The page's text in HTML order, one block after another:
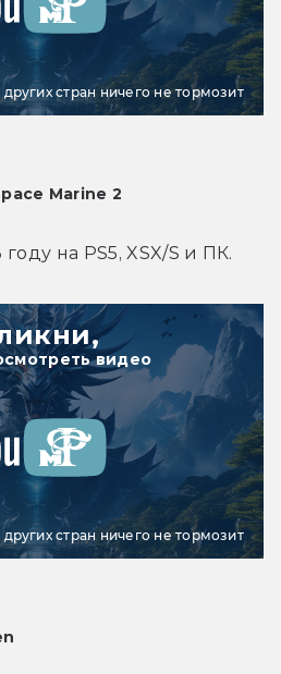
стран ничего не тормозит
Marine 2
на PS5, XSX/S и ПК.
видео
стран ничего не тормозит